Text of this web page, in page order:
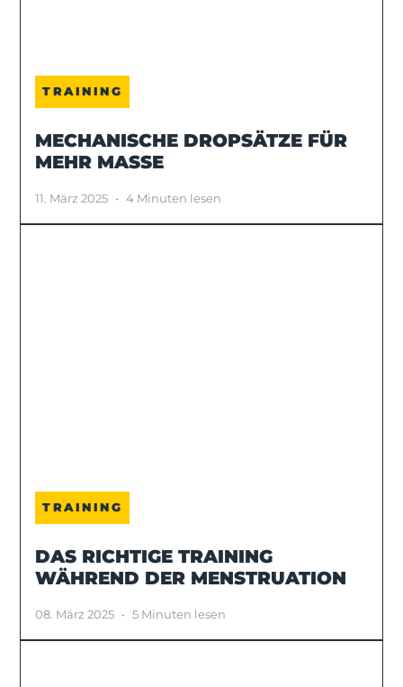
TRAINING
MECHANISCHE DROPSÄTZE FÜR
MEHR MASSE
11. März 2025 • 4 Minuten lesen
TRAINING
DAS RICHTIGE TRAINING
WÄHREND DER MENSTRUATION
08. März 2025 • 5 Minuten lesen